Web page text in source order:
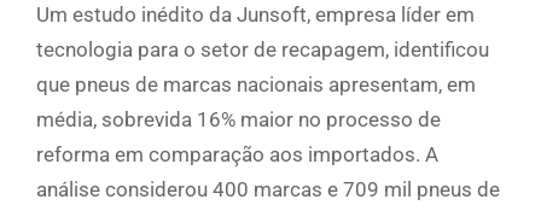
Um estudo inédito da Junsoft, empresa líder em
tecnologia para o setor de recapagem, identificou
que pneus de marcas nacionais apresentam, em
média, sobrevida 16% maior no processo de
reforma em comparação aos importados. A
análise considerou 400 marcas e 709 mil pneus de